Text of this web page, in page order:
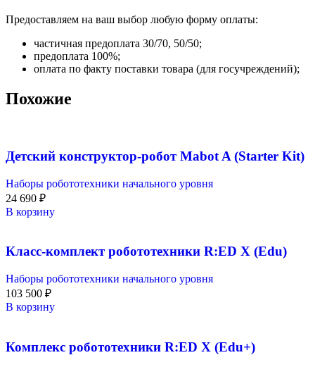
Предоставляем на ваш выбор любую форму оплаты:
частичная предоплата 30/70, 50/50;
предоплата 100%;
оплата по факту поставки товара (для госучреждений);
Похожие
Детский конструктор-робот Mabot A (Starter Kit)
Наборы робототехники начального уровня
24 690 ₽
В корзину
Класс-комплект робототехники R:ED X (Edu)
Наборы робототехники начального уровня
103 500 ₽
В корзину
Комплекс робототехники R:ED X (Edu+)